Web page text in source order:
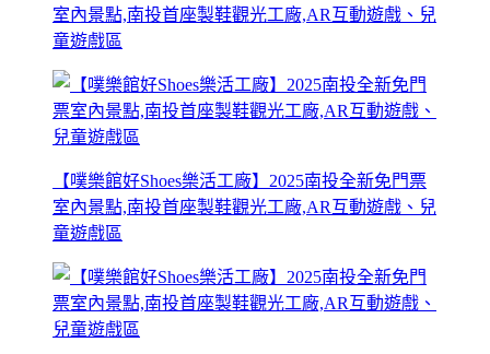
室內景點,南投首座製鞋觀光工廠,AR互動遊戲、兒
童遊戲區
【噗樂館好Shoes樂活工廠】2025南投全新免門票
室內景點,南投首座製鞋觀光工廠,AR互動遊戲、兒
童遊戲區